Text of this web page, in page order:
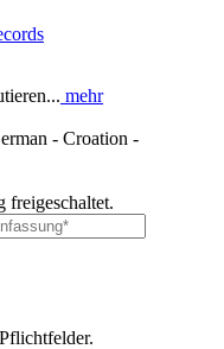
mehr
- Croation -
freigeschaltet.